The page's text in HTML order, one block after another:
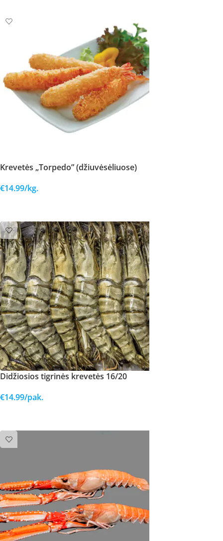
Krevetės „Torpedo” (džiuvėsėliuose)
€14.99/kg.
Didžiosios tigrinės krevetės 16/20
€14.99/pak.